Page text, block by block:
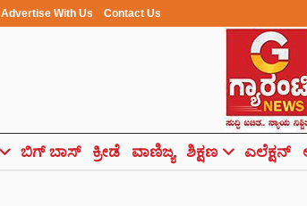
Advertise With Us Contact Us
ಬಿಗ್ ಬಾಸ್ ಕ್ರೀಡೆ ವಾಣಿಜ್ಯ ಶಿಕ್ಷಣ ಎಲೆಕ್ಷನ್